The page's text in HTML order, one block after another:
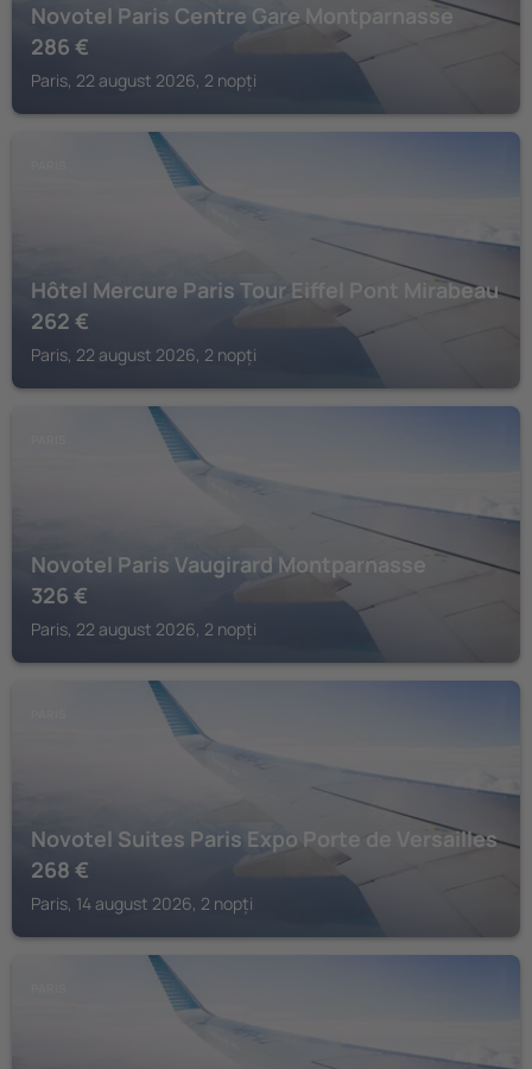
Novotel Paris Centre Gare Montparnasse
286 €
Paris, 22 august 2026, 2 nopți
Hôtel Mercure Paris Tour Eiffel Pont Mirabeau
262 €
Paris, 22 august 2026, 2 nopți
Novotel Paris Vaugirard Montparnasse
326 €
Paris, 22 august 2026, 2 nopți
Novotel Suites Paris Expo Porte de Versailles
268 €
Paris, 14 august 2026, 2 nopți